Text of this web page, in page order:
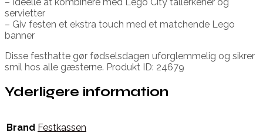
servietter
– Giv festen et ekstra touch med et matchende Lego
banner
Disse festhatte gør fødselsdagen uforglemmelig og sikrer
smil hos alle gæsterne. Produkt ID: 24679
Yderligere information
Brand Festkassen